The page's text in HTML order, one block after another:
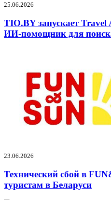
25.06.2026
TIO.BY запускает
ИИ-помощник для
23.06.2026
Технический сбой в
туристам в Беларуси